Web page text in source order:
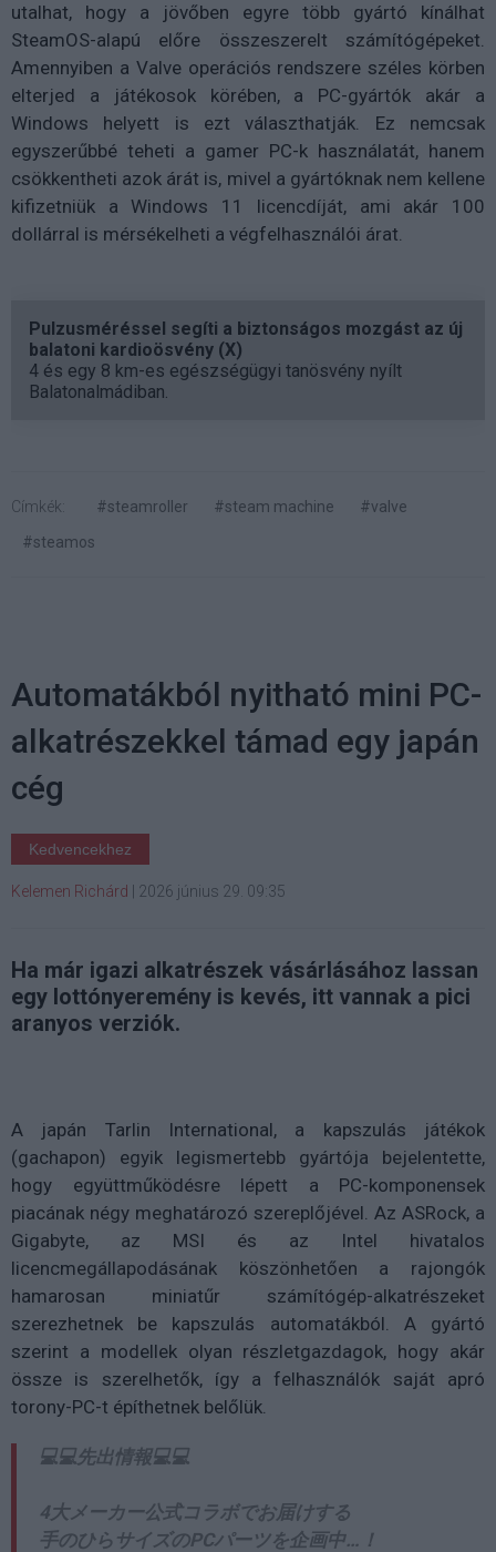
utalhat, hogy a jövőben egyre több gyártó kínálhat
SteamOS-alapú előre összeszerelt számítógépeket.
Amennyiben a Valve operációs rendszere széles körben
elterjed a játékosok körében, a PC-gyártók akár a
Windows helyett is ezt választhatják. Ez nemcsak
egyszerűbbé teheti a gamer PC-k használatát, hanem
csökkentheti azok árát is, mivel a gyártóknak nem kellene
kifizetniük a Windows 11 licencdíját, ami akár 100
dollárral is mérsékelheti a végfelhasználói árat.
Pulzusméréssel segíti a biztonságos mozgást az új
balatoni kardioösvény (X)
4 és egy 8 km-es egészségügyi tanösvény nyílt
Balatonalmádiban.
Címkék: #steamroller #steam machine
#valve
#steamos
Automatákból nyitható mini PC-
alkatrészekkel támad egy japán
cég
Kedvencekhez
Kelemen Richárd 2026 június 29. 09:35
Ha már igazi alkatrészek vásárlásához lassan
egy lottónyeremény is kevés, itt vannak a pici
aranyos verziók.
A japán Tarlin International, a kapszulás játékok
(gachapon) egyik legismertebb gyártója bejelentette,
hogy együttműködésre lépett a PC-komponensek
piacának négy meghatározó szereplőjével. Az ASRock, a
Gigabyte, az MSI és az Intel hivatalos
licencmegállapodásának köszönhetően a rajongók
hamarosan miniatűr számítógép-alkatrészeket
szerezhetnek be kapszulás automatákból. A gyártó
szerint a modellek olyan részletgazdagok, hogy akár
össze is szerelhetők, így a felhasználók saját apró
torony-PC-t építhetnek belőlük.
💻💻先出情報💻💻
4大メーカー公式コラボでお届けする
手のひらサイズのPCパーツを企画中…！